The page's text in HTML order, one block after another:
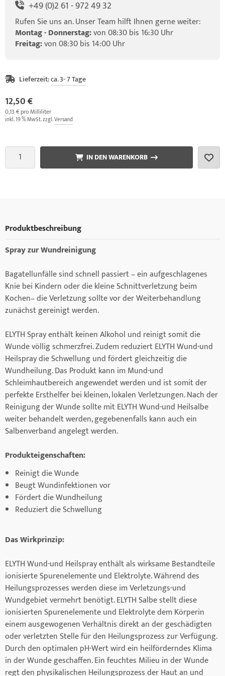
+49 (0)2 61 - 972 49 32
Rufen Sie uns an. Unser Team hilft Ihnen gerne weiter:
Montag - Donnerstag:von 08:30 bis 16:30 Uhr
Freitag:von 08:30 bis 14:00 Uhr
Lieferzeit:ca. 3- 7 Tage
12,50 €
0,13 € pro Milliliter
inkl. 19 % MwSt. zzgl.Versand
IN DEN WARENKORB
Produktbeschreibung
Spray zur Wundreinigung
Bagatellunfälle sind schnell passiert – ein aufgeschlagenes
Knie bei Kindern oder die kleine Schnittverletzung beim
Kochen– die Verletzung sollte vor der Weiterbehandlung
zunächst gereinigt werden.
ELYTH Spray enthält keinen Alkohol und reinigt somit die
Wunde völlig schmerzfrei. Zudem reduziert ELYTH Wund-und
Heilspray die Schwellung und fördert gleichzeitig die
Wundheilung. Das Produkt kann im Mund-und
Schleimhautbereich angewendet werden und ist somit der
perfekte Ersthelfer bei kleinen, lokalen Verletzungen. Nach der
Reinigung der Wunde sollte mit ELYTH Wund-und Heilsalbe
weiter behandelt werden, gegebenenfalls kann auch ein
Salbenverband angelegt werden.
Produkteigenschaften:
Reinigt die Wunde
Beugt Wundinfektionen vor
Fördert die Wundheilung
Reduziert die Schwellung
Das Wirkprinzip:
ELYTH Wund-und Heilspray enthält als wirksame Bestandteile
ionisierte Spurenelemente und Elektrolyte. Während des
Heilungsprozesses werden diese im Verletzungs-und
Wundgebiet vermehrt benötigt. ELYTH Salbe stellt diese
ionisierten Spurenelemente und Elektrolyte dem Körperin
einem ausgewogenen Verhältnis direkt an der geschädigten
oder verletzten Stelle für den Heilungsprozess zur Verfügung.
Durch den optimalen pH-Wert wird ein heilförderndes Klima
in der Wunde geschaffen. Ein feuchtes Milieu in der Wunde
regt den physikalischen Heilungsprozess der Haut an und